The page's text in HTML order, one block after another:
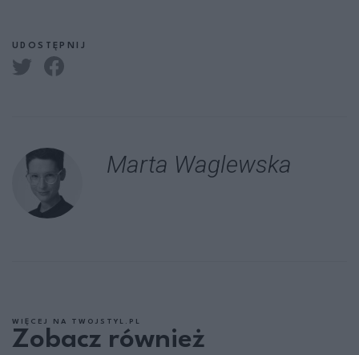
UDOSTĘPNIJ
Marta Waglewska
WIĘCEJ NA TWOJSTYL.PL
Zobacz również